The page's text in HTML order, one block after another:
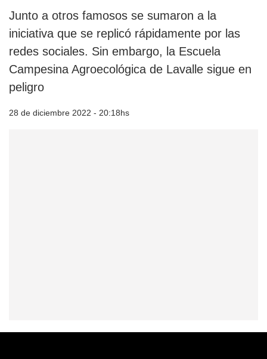
Junto a otros famosos se sumaron a la
iniciativa que se replicó rápidamente por las
redes sociales. Sin embargo, la Escuela
Campesina Agroecológica de Lavalle sigue en
peligro
28 de diciembre 2022 - 20:18hs